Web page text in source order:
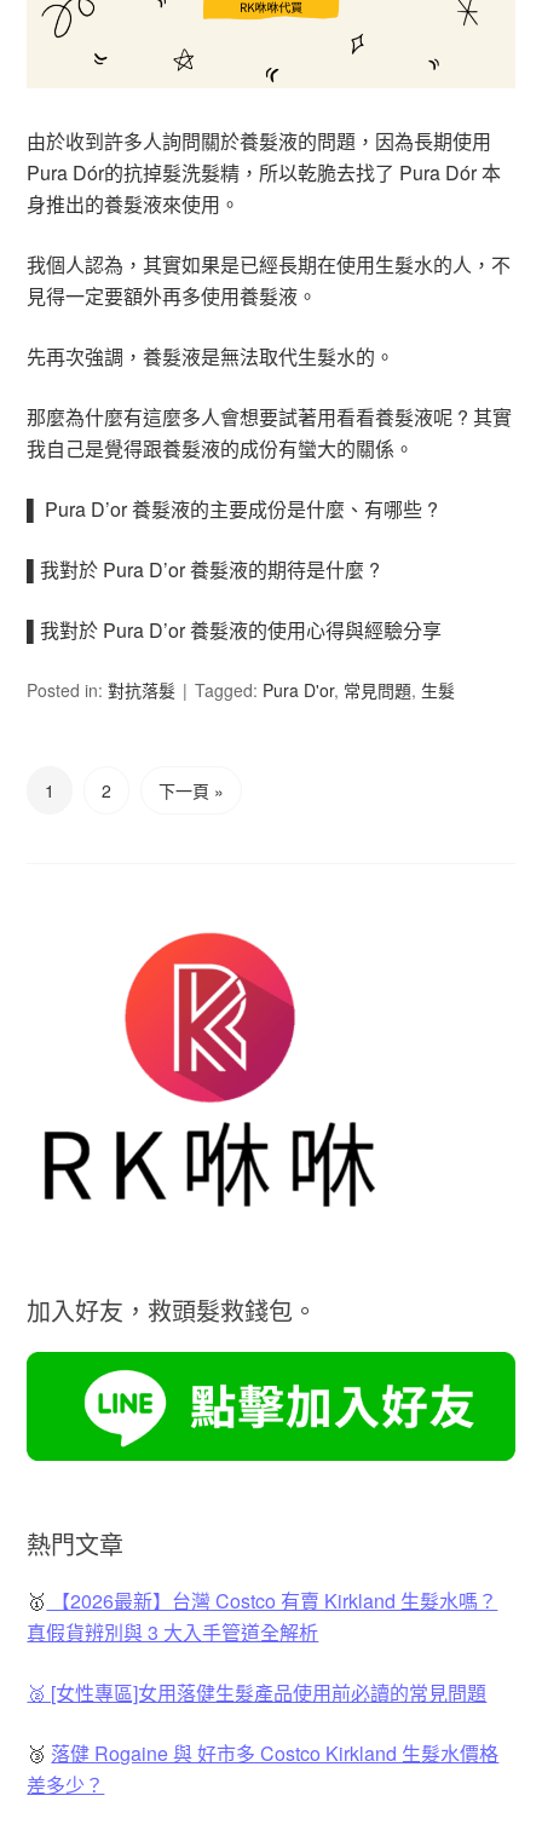
由於收到許多人詢問關於養髮液的問題，因為長期使用
Pura Dór的抗掉髮洗髮精，所以乾脆去找了 Pura Dór 本
身推出的養髮液來使用。
我個人認為，其實如果是已經長期在使用生髮水的人，不
見得一定要額外再多使用養髮液。
先再次強調，養髮液是無法取代生髮水的。
那麼為什麼有這麼多人會想要試著用看看養髮液呢 ? 其實
我自己是覺得跟養髮液的成份有蠻大的關係。
▌ Pura D’or 養髮液的主要成份是什麼、有哪些 ?
▌我對於 Pura D’or 養髮液的期待是什麼 ?
▌我對於 Pura D’or 養髮液的使用心得與經驗分享
Posted in:對抗落髮 Tagged: Pura D'or, 常見問題, 生髮
1 2 下一頁 »
加入好友，救頭髮救錢包。
熱門文章
🥇
【2026最新】台灣 Costco 有賣 Kirkland 生髮水嗎？
真假貨辨別與 3 大入手管道全解析
🥈 [女性專區]女用落健生髮產品使用前必讀的常見問題
🥉 落健 Rogaine 與 好市多 Costco Kirkland 生髮水價格
差多少？